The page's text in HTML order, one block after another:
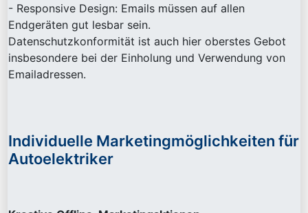
- Responsive Design: Emails müssen auf allen
Endgeräten gut lesbar sein.
Datenschutzkonformität ist auch hier oberstes Gebot
insbesondere bei der Einholung und Verwendung von
Emailadressen.
Individuelle Marketingmöglichkeiten für
Autoelektriker